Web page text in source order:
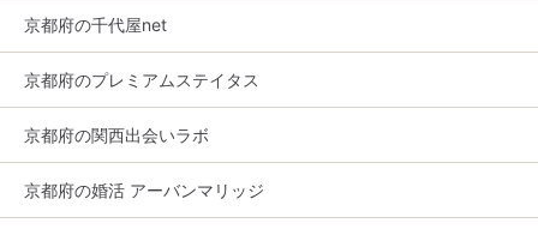
京都府の千代屋net
京都府のプレミアムステイタス
京都府の関西出会いラボ
京都府の婚活 アーバンマリッジ